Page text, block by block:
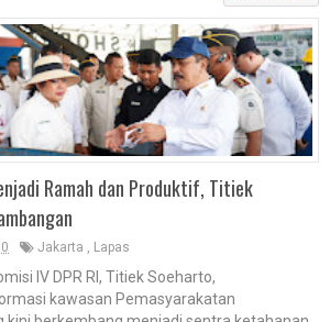
Ramah dan Produktif, Titiek
Jakarta Lapas
IV DPR RI, Titiek Soeharto,
kawasan Pemasyarakatan